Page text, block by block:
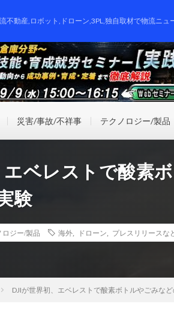
不動産,ロボット,ドローン,3PL,独自取材で物流ニュ
災害/事故/不祥事 テクノロジー/製品
ベレストで酸素
験
ロジー/製品 海外 ドローン プレスリリースな
DJIが世界初、エベレストで酸素ボトルやごみな